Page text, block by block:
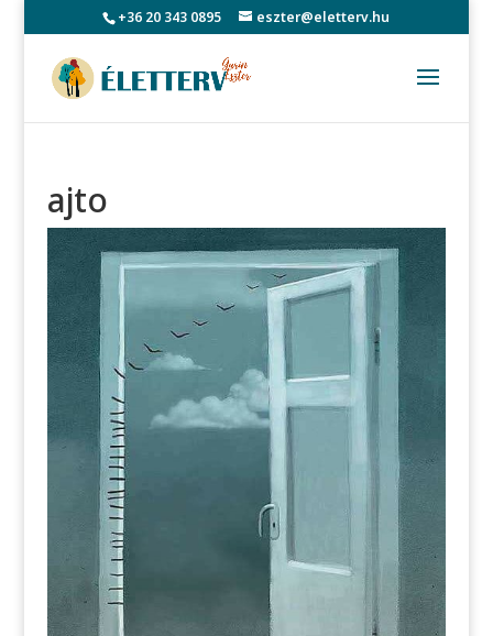
+36 20 343 0895 eszter@eletterv.hu
ajto